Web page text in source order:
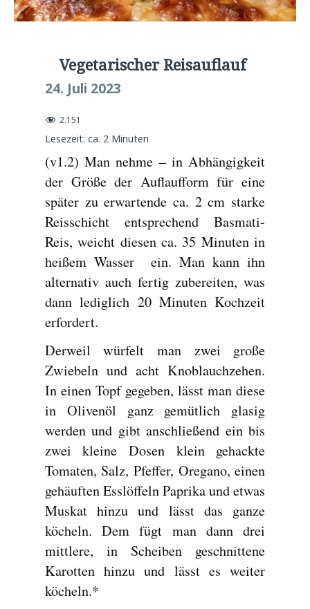
Vegetarischer Reisauflauf
24. Juli 2023
2.151
Lesezeit: ca. 2 Minuten
(v1.2) Man nehme – in Abhängigkeit
der Größe der Auflaufform für eine
später zu erwartende ca. 2 cm starke
Reisschicht entsprechend Basmati-
Reis, weicht diesen ca. 35 Minuten in
heißem Wasser ein. Man kann ihn
alternativ auch fertig zubereiten, was
dann lediglich 20 Minuten Kochzeit
erfordert.
Derweil würfelt man zwei große
Zwiebeln und acht Knoblauchzehen.
In einen Topf gegeben, lässt man diese
in Olivenöl ganz gemütlich glasig
werden und gibt anschließend ein bis
zwei kleine Dosen klein gehackte
Tomaten, Salz, Pfeffer, Oregano, einen
gehäuften Esslöffeln Paprika und etwas
Muskat hinzu und lässt das ganze
köcheln. Dem fügt man dann drei
mittlere, in Scheiben geschnittene
Karotten hinzu und lässt es weiter
köcheln.*